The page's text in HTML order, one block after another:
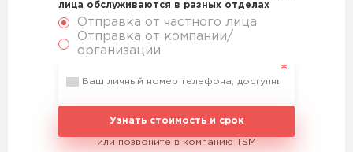
лица обслуживаются в разных отделах
Отправка от частного лица
Отправка от компании/
организации
Узнать стоимость и срок
или позвоните в компанию TSM